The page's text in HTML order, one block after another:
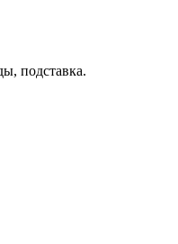
подставка.